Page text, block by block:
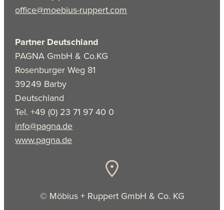
office@moebius-ruppert.com
Partner Deutschland
PAGNA GmbH & Co.KG
Rosenburger Weg 81
39249 Barby
Deutschland
Tel. +49 (0) 23 71 97 40 0
info@pagna.de
www.pagna.de
© Möbius + Ruppert GmbH & Co. KG